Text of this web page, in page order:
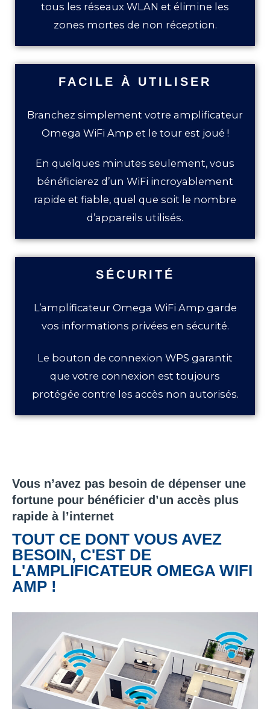
tous les réseaux WLAN et élimine les
zones mortes de non réception.
FACILE À UTILISER
Branchez simplement votre amplificateur
Omega WiFi Amp et le tour est joué !
En quelques minutes seulement, vous
bénéficierez d’un WiFi incroyablement
rapide et fiable, quel que soit le nombre
d’appareils utilisés.
SÉCURITÉ
L’amplificateur Omega WiFi Amp garde
vos informations privées en sécurité.
Le bouton de connexion WPS garantit
que votre connexion est toujours
protégée contre les accès non autorisés.
Vous n’avez pas besoin de dépenser une
fortune pour bénéficier d’un accès plus
rapide à l’internet
TOUT CE DONT VOUS AVEZ
BESOIN, C'EST DE
L'AMPLIFICATEUR OMEGA WIFI
AMP !